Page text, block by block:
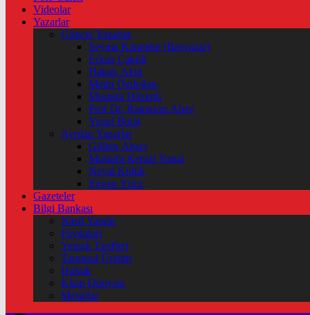
Videolar
Yazarlar
Güncel Yazarlar
Şeyma Karateke (Başyazar)
Erkan Çakıllı
Hakan Akın
Metin Özdoğan
Mustafa Düzenli
Prof Dr. Ramazan Abay
Yusuf Bolat
Ayrılan Yazarlar
Gülten Abacı
Mustafa Kemal Yonat
Neval Kütük
Şirvan Yüce
Gazeteler
Bilgi Bankası
Nasıl Yapılır
Faydaları
Yemek Tarifleri
Tarımsal Üretim
Hukuk
Kitap Dünyası
Mesajlar